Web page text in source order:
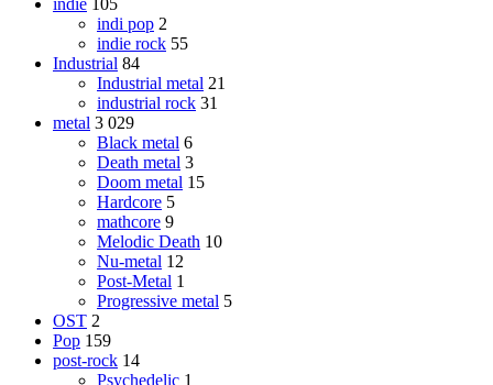
indi pop 2
indie rock 55
Industrial 84
Industrial metal 21
industrial rock 31
metal 3 029
Black metal 6
Death metal 3
Doom metal 15
Hardcore 5
mathcore 9
Melodic Death 10
Nu-metal 12
Post-Metal 1
Progressive metal 5
OST 2
Pop 159
post-rock 14
Psychedelic 1